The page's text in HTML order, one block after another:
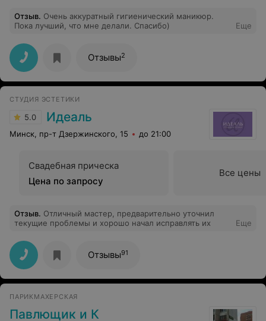
Отзыв. Очень аккуратный гигиенический маникюр.
Пока лучший, что мне делали. Спасибо)
Еще
Отзывы2
СТУДИЯ ЭСТЕТИКИ
5.0 Идеаль
Минск, пр-т Дзержинского, 15 до 21:00
Свадебная прическа
Цена по запросу
Все цены
Отзыв. Отличный мастер, предварительно уточнил
текущие проблемы и хорошо начал исправлять их
Еще
Отзывы91
ПАРИКМАХЕРСКАЯ
Павлющик и К